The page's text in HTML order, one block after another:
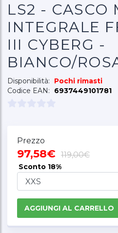
LS2 - CASCO
INTEGRALE
III CYBERG -
BIANCO/
Disponibilità:
Pochi rimasti
Codice EAN:
6937449101781
Prezzo
97,58€ 119,00€
Sconto 18%
AGGIUNGI AL CARRELLO